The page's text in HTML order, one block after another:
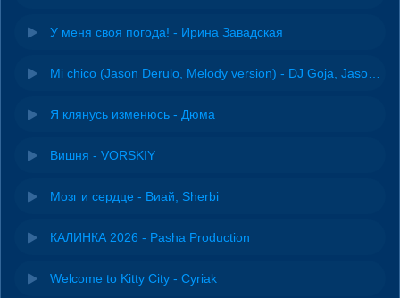
У меня своя погода! - Ирина Завадская
Я клянусь изменюсь - Дюма
Вишня - VORSKIY
Мозг и сердце - Виай, Sherbi
КАЛИНКА 2026 - Pasha Production
Welcome to Kitty City - Cyriak